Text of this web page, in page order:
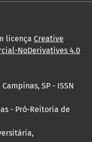
licença Creative
NoDerivatives 4.0
Campinas, SP - ISSN
- Pró-Reitoria de